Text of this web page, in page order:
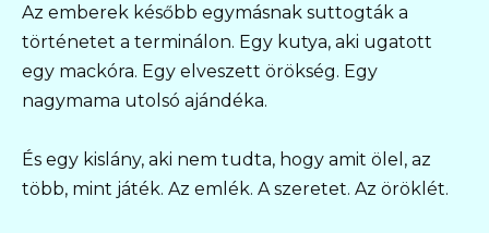
Az emberek később egymásnak suttogták a
történetet a terminálon. Egy kutya, aki ugatott
egy mackóra. Egy elveszett örökség. Egy
nagymama utolsó ajándéka.
És egy kislány, aki nem tudta, hogy amit ölel, az
több, mint játék. Az emlék. A szeretet. Az öröklét.